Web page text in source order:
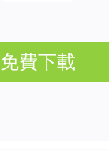
免費下載